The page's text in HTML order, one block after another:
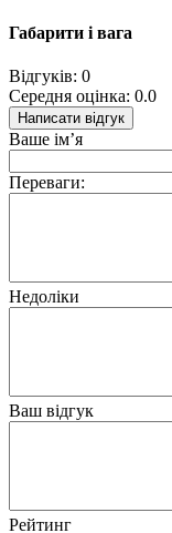
Габарити і вага
Відгуків: 0
Середня оцінка: 0.0
Написати відгук
Ваше ім’я
Переваги:
Недоліки
Ваш відгук
Рейтинг